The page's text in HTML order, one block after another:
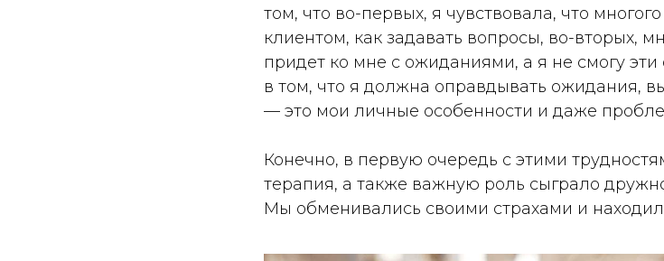
том, что во-первых, я чувствовала, что
клиентом, как задавать вопросы, во-вторых,
придет ко мне с ожиданиями, а я не смогу
в том, что я должна оправдывать ожидания,
— это мои личные особенности и даже
Конечно, в первую очередь с этими
терапия, а также важную роль сыграло
Мы обменивались своими страхами и